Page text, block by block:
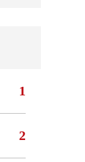
1
2